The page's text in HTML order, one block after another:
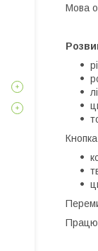
Мова